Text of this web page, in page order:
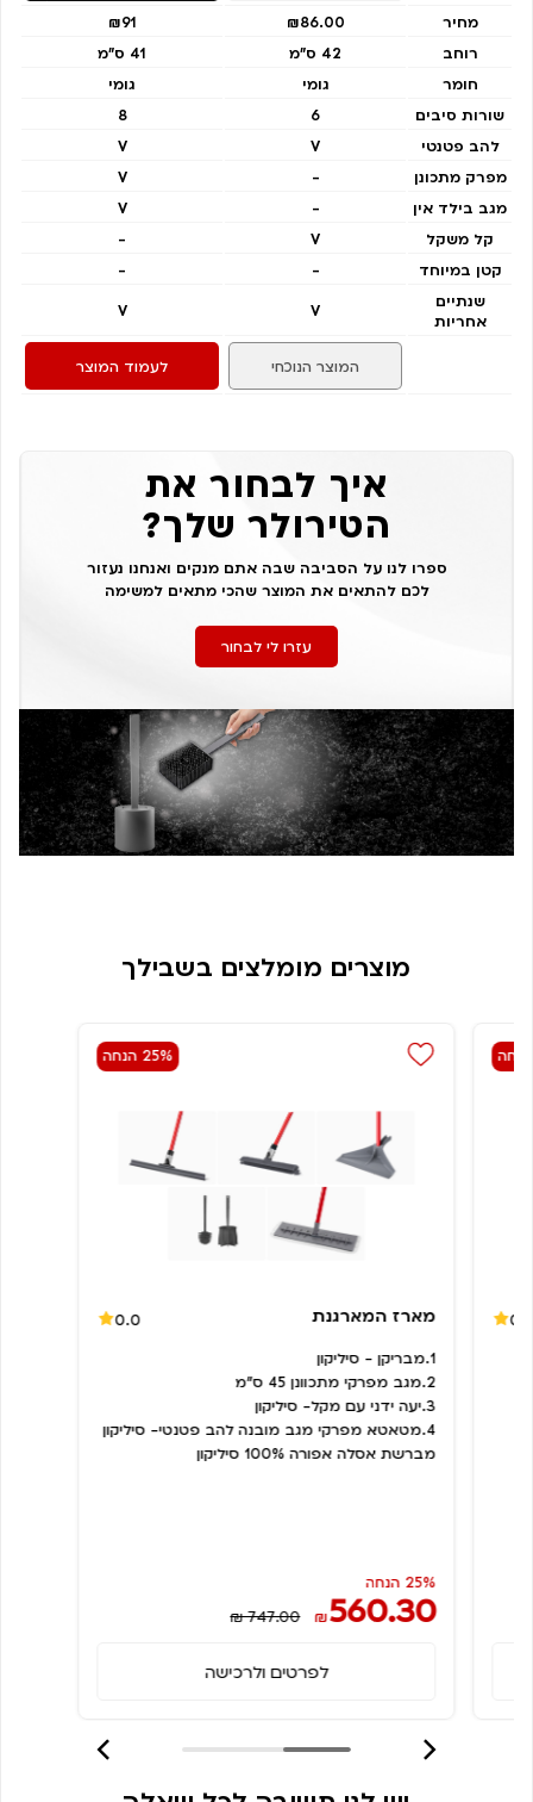
מחיר ₪86.00
₪91
רוחב
42 ס"מ
41 ס"מ
חומר
גומי
גומי
שורות סיבים
6
8
להב פטנטי
V
V
מפרק מתכונן
-
V
מגב בילד אין
-
V
קל משקל
V
-
קטן במיוחד
-
-
שנתיים
אחריות
V
V
המוצר הנוכחי לעמוד המוצר
איך לבחור את
הטירולר שלך?
ספרו לנו על הסביבה שבה אתם מנקים ואנחנו נעזור
לכם להתאים את המוצר שהכי מתאים למשימה
עזרו לי לבחור
מוצרים מומלצים בשבילך
25% הנחה
מארז המארגנת
0.0
1.מבריקן - סיליקון
2.מגב מפרקי מתכוונן 45 ס"מ
3.יעה ידני עם מקל- סיליקון
4.מטאטא מפרקי מגב מובנה להב פטנטי- סיליקון
מברשת אסלה אפורה 100% סיליקון
25% הנחה
₪560.30
₪ 747.00
לפרטים ולרכישה